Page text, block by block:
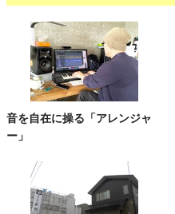
音を自在に操る「アレンジャ
ー」